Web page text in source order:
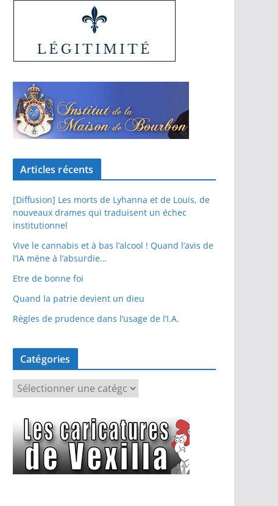
Articles récents
[Diffusion] Les morts de Lyhanna et de Louis, de
nouveaux drames qui traduisent un échec
institutionnel
Vive le cannabis et à bas l’alcool ! Quand l’avis de
l’IA mène à l’absurdie…
Etre de bonne foi
Quand la patrie devient un dieu
Règles de prudence dans l’usage de l’I.A.
Catégories
é
g
o
r